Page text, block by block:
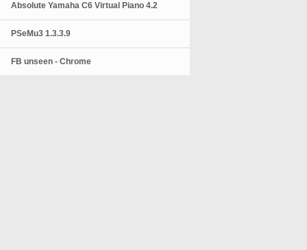
Absolute Yamaha C6 Virtual Piano 4.2
PSeMu3 1.3.3.9
FB unseen - Chrome